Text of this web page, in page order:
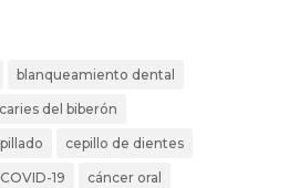
blanqueamiento dental
caries del biberón
cepillo de dientes
COVID-19 cáncer oral